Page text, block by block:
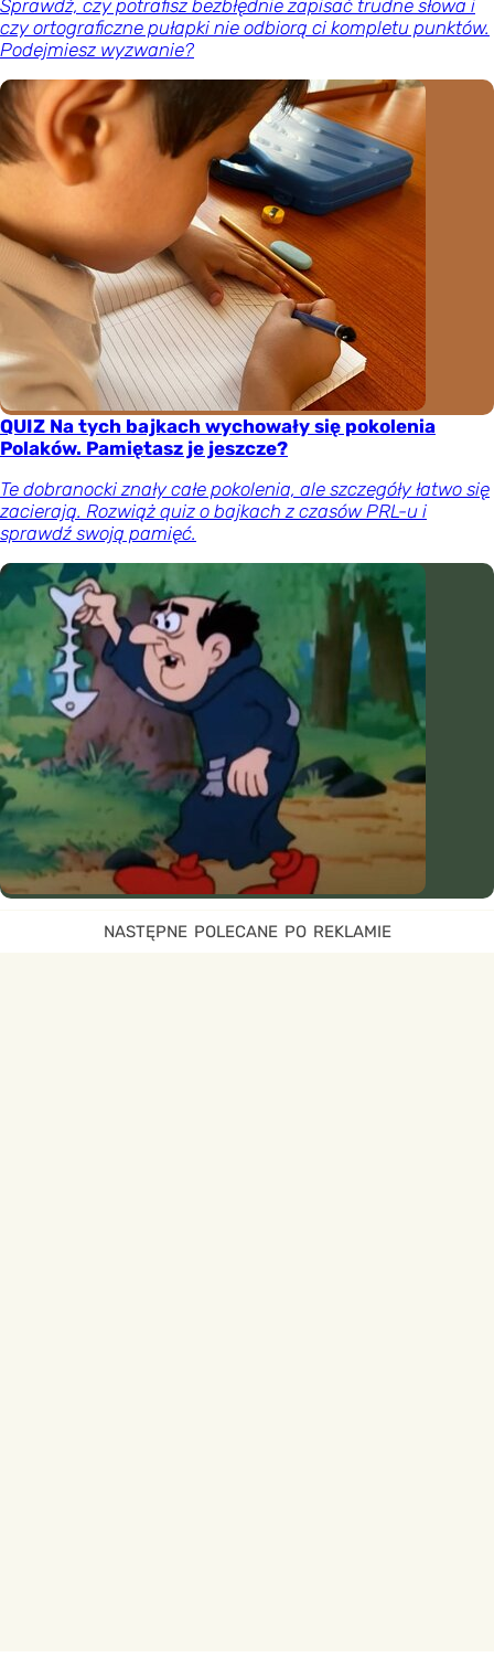
Sprawdź, czy potrafisz bezbłędnie zapisać trudne słowa i
czy ortograficzne pułapki nie odbiorą ci kompletu punktów.
Podejmiesz wyzwanie?
QUIZ Na tych bajkach wychowały się pokolenia
Polaków. Pamiętasz je jeszcze?
Te dobranocki znały całe pokolenia, ale szczegóły łatwo się
zacierają. Rozwiąż quiz o bajkach z czasów PRL-u i
sprawdź swoją pamięć.